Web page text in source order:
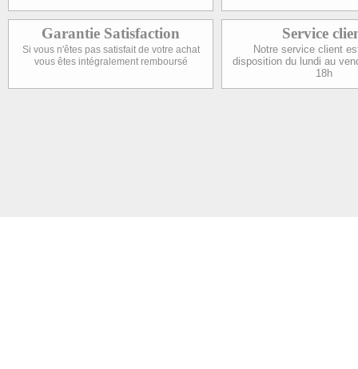
Garantie Satisfaction
Si vous n'êtes pas satisfait de votre achat
vous êtes intégralement remboursé
Service
Notre service client
disposition du lundi au
18h